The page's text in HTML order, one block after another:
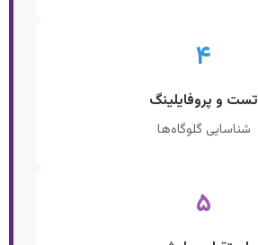
۴
تست و پروفایلینگ
شناسایی گلوگاه‌ها
۵